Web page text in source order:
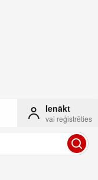
Ienākt
vai reģistrēties